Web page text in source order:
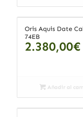
Oris Aquis Date
74EB
2.380,00€
Añadir al